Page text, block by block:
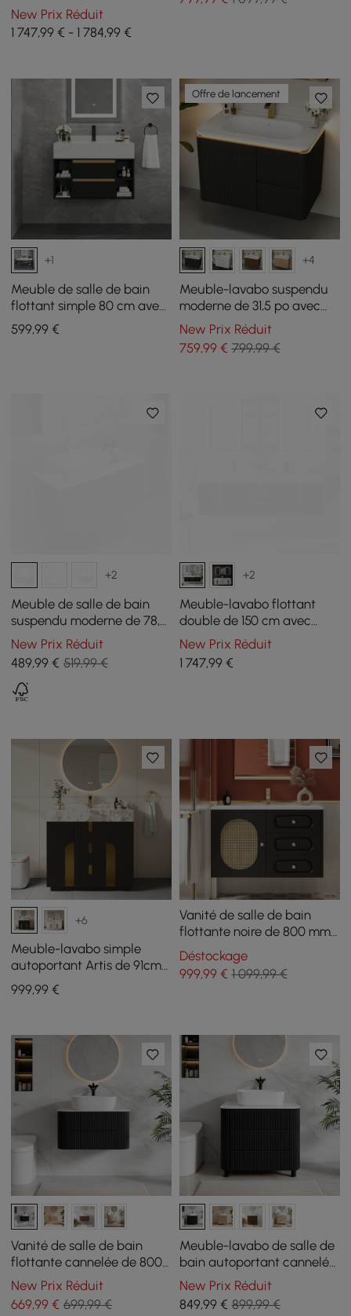
vasque de 150 cm avec
armoire de toilette à LED
avec rangement
New Prix Réduit
1 747,99 € - 1 784,99 €
+1
Meuble de salle de bain
flottant simple 80 cm avec
vasque noir, plateau pierre
frittée
599,99 €
Offre de lancement
+4
Meuble-lavabo suspendu
moderne de 31,5 po avec
lavabo, éclairage LED
doux, grand espace de
rangement
New Prix Réduit
759,99€ 799,99 €
+2
Meuble de salle de bain
suspendu moderne de 78,7
cm avec plan en résine de
pierre et lavabo en
céramique
New Prix Réduit
489,99 € 519,99 €
+2
Meuble-lavabo flottant
double de 150 cm avec
armoire à pharmacie LED
et rangement
New Prix Réduit
1 747,99€
+6
Meuble-lavabo simple
autoportant Artis de 91cm
avec dessus en pierre
frittée
999,99 €
Vanité de salle de bain
flottante noire de 800 mm,
évier encastré en
céramique avec armoire de
porte en rotin
Déstockage
999,99€ 1 099,99 €
Vanité de salle de bain
flottante cannelée de 800
mm avec dessus en pierre
frittée à vasque unique
New Prix Réduit
669,99 € 699,99 €
Meuble-lavabo de salle de
bain autoportant cannelé
de 32 pouces avec vasque,
3 tiroirs, plateau en pierre
frittée
New Prix Réduit
849,99€ 899,99 €